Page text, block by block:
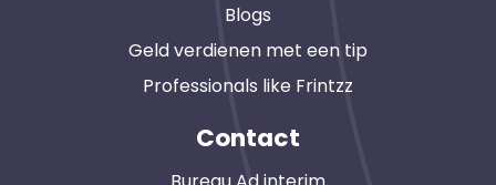
Blogs
Geld verdienen met een tip
Professionals like Frintzz
Contact